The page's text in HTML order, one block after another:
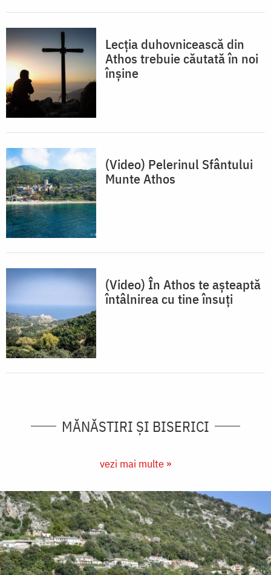
Lecția duhovnicească din
Athos trebuie căutată în noi
înșine
(Video) Pelerinul Sfântului
Munte Athos
(Video) În Athos te așteaptă
întâlnirea cu tine însuți
MĂNĂSTIRI ȘI BISERICI
vezi mai multe »